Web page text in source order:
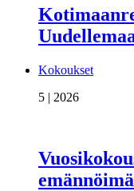
Kokoukset
5 | 2026